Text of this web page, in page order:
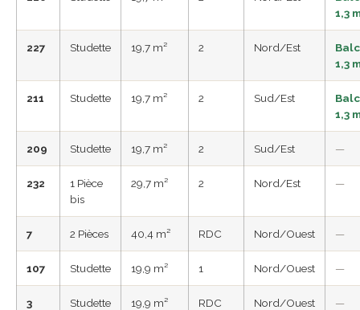
1,3
227 Studette 19,7 m² 2 Nord/Est
1,3
211 Studette 19,7 m² 2 Sud/Est
1,3
209 Studette 19,7 m² 2 Sud/Est —
232
1 Pièce
bis
29,7 m² 2 Nord/Est —
7 2 Pièces 40,4 m² RDC Nord/Ouest —
107 Studette 19,9 m² 1 Nord/Ouest —
3 Studette 19,9 m² RDC Nord/Ouest —